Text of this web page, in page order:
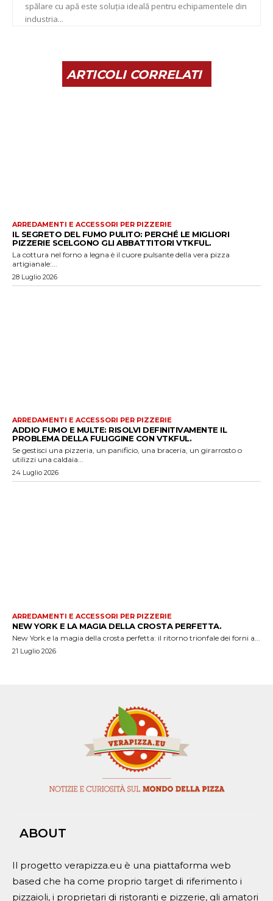
spălare cu apă este soluția ideală pentru echipamentele din
industria...
ARTICOLI CORRELATI
ARREDAMENTI E ACCESSORI PER PIZZERIE
IL SEGRETO DEL FUMO PULITO: PERCHÉ LE MIGLIORI
PIZZERIE SCELGONO GLI ABBATTITORI VTKFUL.
La cottura nel forno a legna è il cuore pulsante della vera pizza
artigianale:...
28 Luglio 2026
ARREDAMENTI E ACCESSORI PER PIZZERIE
ADDIO FUMO E MULTE: RISOLVI DEFINITIVAMENTE IL
PROBLEMA DELLA FULIGGINE CON VTKFUL.
Se gestisci una pizzeria, un panificio, una braceria, un girarrosto o
utilizzi una caldaia...
24 Luglio 2026
ARREDAMENTI E ACCESSORI PER PIZZERIE
NEW YORK E LA MAGIA DELLA CROSTA PERFETTA.
New York e la magia della crosta perfetta: il ritorno trionfale dei forni a...
21 Luglio 2026
ABOUT
Il progetto verapizza.eu è una piattaforma web
based che ha come proprio target di riferimento i
pizzaioli, i proprietari di ristoranti e pizzerie, gli amatori